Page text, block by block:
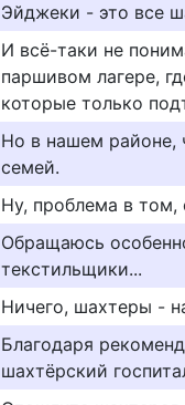
Эйджеки - это все
И всё-таки не
паршивом лагере,
которые только
Но в нашем районе,
семей.
Ну, проблема в том,
Обращаюсь
текстильщики...
Ничего, шахтеры -
Благодаря
шахтёрский